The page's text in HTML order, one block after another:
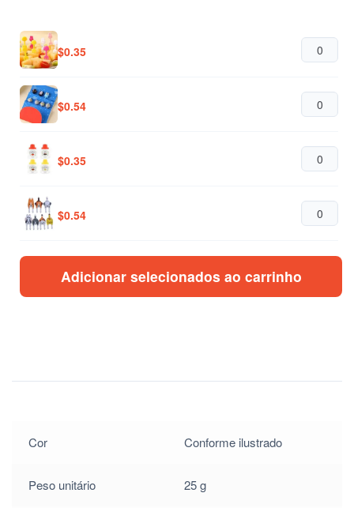
$0.35
$0.54
$0.35
$0.54
0.44
$0.54
$0.54
Adicionar selecionados ao carrinho
Cor Conforme ilustrado
Peso unitário 25 g